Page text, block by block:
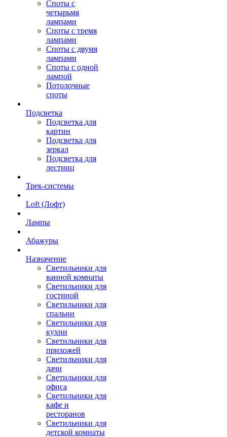
Споты с
четырьмя
лампами
Споты с тремя
лампами
Споты с двумя
лампами
Споты с одной
лампой
Потолочные
споты
Подсветка
Подсветка для
картин
Подсветка для
зеркал
Подсветка для
лестниц
Трек-системы
Loft (Лофт)
Лампы
Абажуры
Назначение
Светильники для
ванной комнаты
Светильники для
гостиной
Светильники для
спальни
Светильники для
кухни
Светильники для
прихожей
Светильники для
дачи
Светильники для
офиса
Светильники для
кафе и
ресторанов
Светильники для
детской комнаты